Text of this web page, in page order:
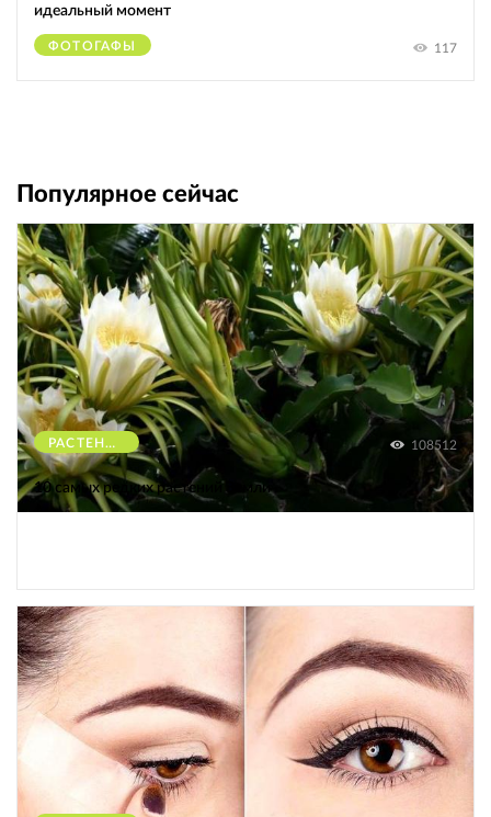
идеальный момент
ФОТОГАФЫ 117
Популярное сейчас
РАСТЕНИЯ 108512
10 самых редких растений Земли